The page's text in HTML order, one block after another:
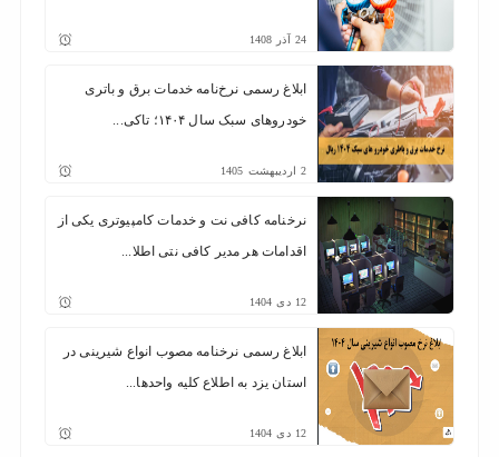
24 آذر 1408
ابلاغ رسمی نرخ‌نامه خدمات برق و باتری
خودروهای سبک سال ۱۴۰۴؛ تاکی...
2 اردیبهشت 1405
نرخنامه کافی نت و خدمات کامپیوتری یکی از
اقدامات هر مدیر کافی نتی اطلا...
12 دی 1404
ابلاغ رسمی نرخنامه مصوب انواع شیرینی در
استان یزد به اطلاع کلیه واحدها...
12 دی 1404